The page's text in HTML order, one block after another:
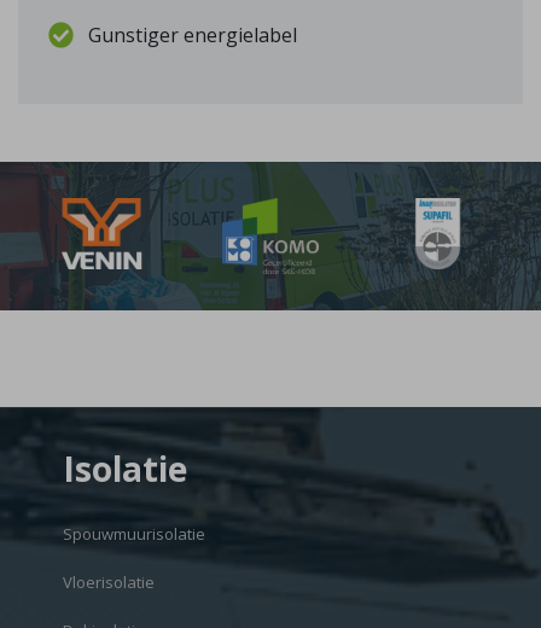
Gunstiger energielabel
Isolatie
Spouwmuurisolatie
Vloerisolatie